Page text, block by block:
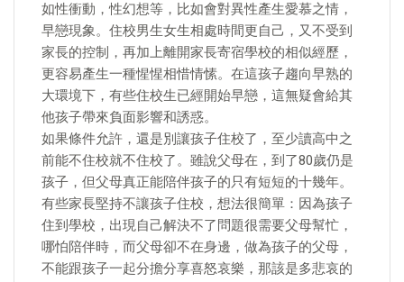
如性衝動，性幻想等，比如會對異性產生愛慕之情，
早戀現象。住校男生女生相處時間更自己，又不受到
家長的控制，再加上離開家長寄宿學校的相似經歷，
更容易產生一種惺惺相惜情愫。在這孩子趨向早熟的
大環境下，有些住校生已經開始早戀，這無疑會給其
他孩子帶來負面影響和誘惑。
如果條件允許，還是別讓孩子住校了，至少讀高中之
前能不住校就不住校了。雖說父母在，到了80歲仍是
孩子，但父母真正能陪伴孩子的只有短短的十幾年。
有些家長堅持不讓孩子住校，想法很簡單：因為孩子
住到學校，出現自己解決不了問題很需要父母幫忙，
哪怕陪伴時，而父母卻不在身邊，做為孩子的父母，
不能跟孩子一起分擔分享喜怒哀樂，那該是多悲哀的